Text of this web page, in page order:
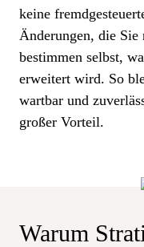
keine
Änderungen, die
bestimmen selbst,
erweitert wird. So
wartbar und
großer Vorteil.
Warum